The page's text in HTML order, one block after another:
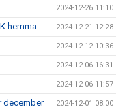
2024-12-26 11:10
hemma. 2024-12-21 12:28
2024-12-12 10:36
2024-12-06 16:31
2024-12-06 11:57
december 2024-12-01 08:00